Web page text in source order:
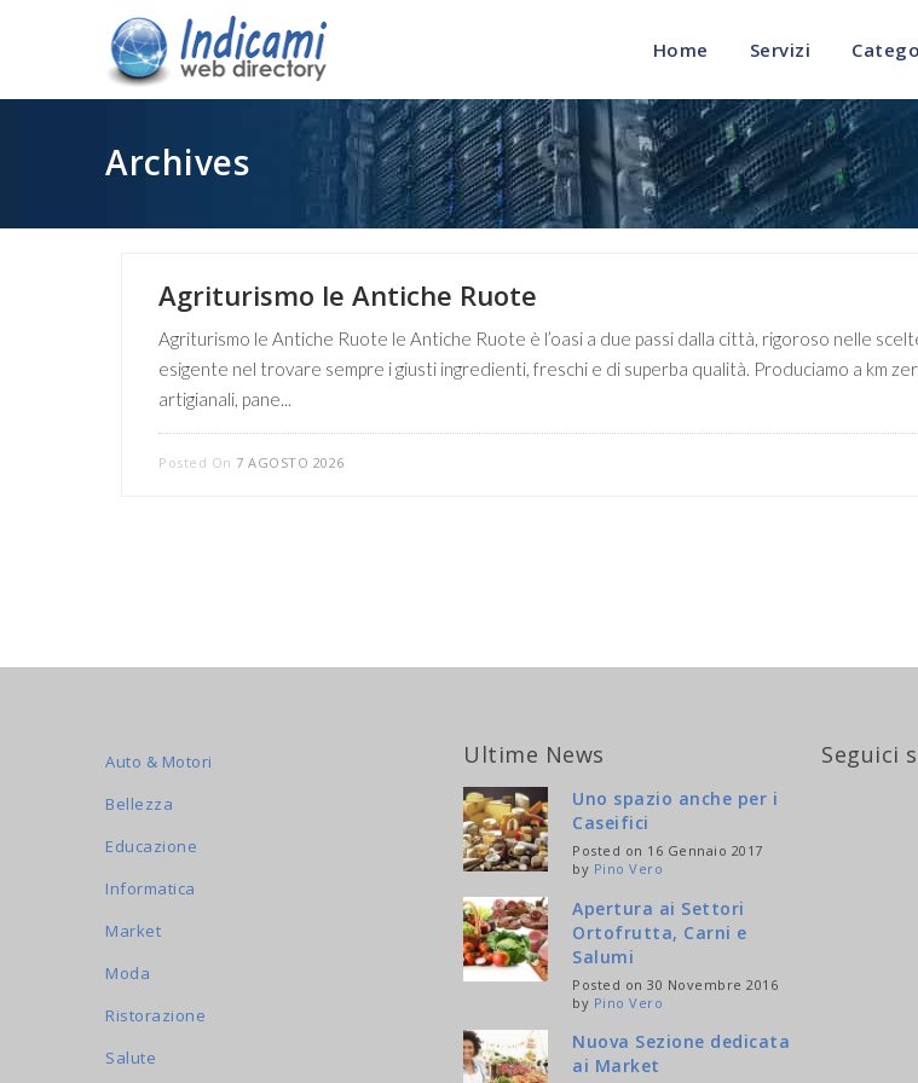
Home Servizi
Archives
Agriturismo le Antiche Ruote
Agriturismo le Antiche Ruote le Antiche Ruote è l’oasi a due passi dalla città, rigoroso nelle
esigente nel trovare sempre i giusti ingredienti, freschi e di superba qualità. Produciamo a km
artigianali, pane...
Posted On 7 AGOSTO 2026
Auto & Motori
Bellezza
Educazione
Informatica
Market
Moda
Ristorazione
Salute
Ultime News
Uno spazio anche per i
Caseifici
Posted on 16 Gennaio 2017
by Pino Vero
Apertura ai Settori
Ortofrutta, Carni e
Salumi
Posted on 30 Novembre 2016
by Pino Vero
Nuova Sezione dedicata
ai Market
Seguici